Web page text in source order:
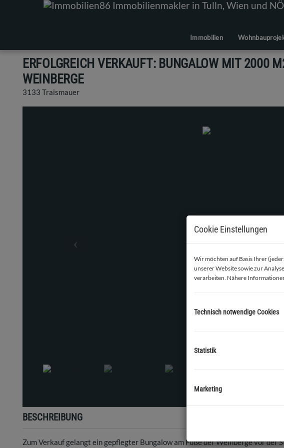
Immobilien
ERFOLGREICH VERKAUFT: BUNGALOW MIT 2000
EINBERGE
3133 Traismauer
BESCHREIBUNG
Zum Verkauf gelangt ein gepflegter Bungalow am Fuße der Weinberge vor der
Cookie Einstellungen
Wir möchten auf Basis Ihrer
unserer Website sowie zur
verarbeiten. Nähere
Technisch notwendige Cookies
Statistik
Marketing